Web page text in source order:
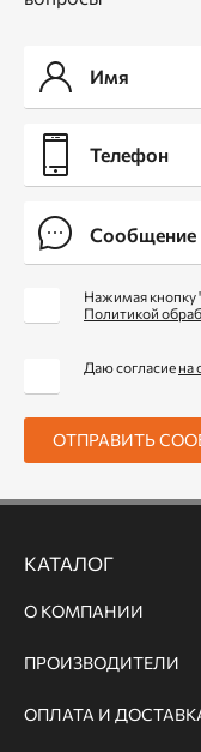
Нажимая кнопку
Политикой
Даю согласие на
ОТПРАВИТЬ
КАТАЛОГ
О КОМПАНИИ
ПРОИЗВОДИТЕЛИ
ОПЛАТА И